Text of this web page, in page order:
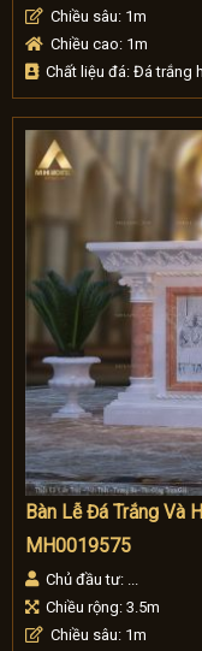
Chiều sâu: 1m
Chiều cao: 1m
Chất liệu đá: Đá trắng
Bàn Lễ Đá Trắng Và
MH0019575
Chủ đầu tư: ...
Chiều rộng: 3.5m
Chiều sâu: 1m